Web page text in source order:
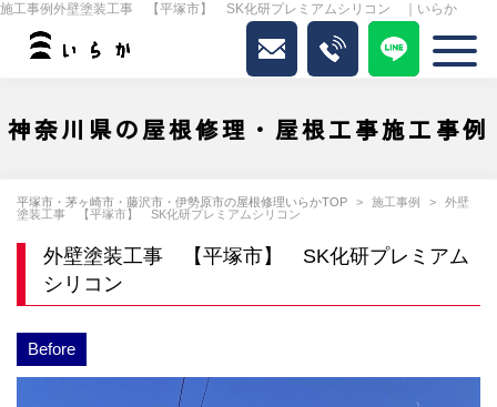
施工事例外壁塗装工事 【平塚市】 SK化研プレミアムシリコン ｜いらか
神奈川県の屋根修理・屋根工事施工事例
平塚市・茅ヶ崎市・藤沢市・伊勢原市の屋根修理いらかTOP 施工事例
外壁
塗装工事 【平塚市】 SK化研プレミアムシリコン
外壁塗装工事 【平塚市】 SK化研プレミアム
シリコン
Before